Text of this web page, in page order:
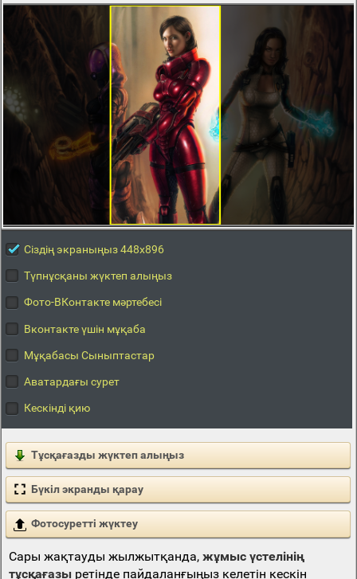
Сіздің экраныңыз 448x896
Түпнұсқаны жүктеп алыңыз
Фото-ВКонтакте мәртебесі
Вконтакте үшін мұқаба
Мұқабасы Сыныптастар
Аватардағы сурет
Кескінді қию
Тұсқағазды жүктеп алыңыз
Бүкіл экранды қарау
Фотосуретті жүктеу
Сары жақтауды жылжытқанда, жұмыс үстелінің
тұсқағазыретінде пайдаланғыңыз келетін кескін